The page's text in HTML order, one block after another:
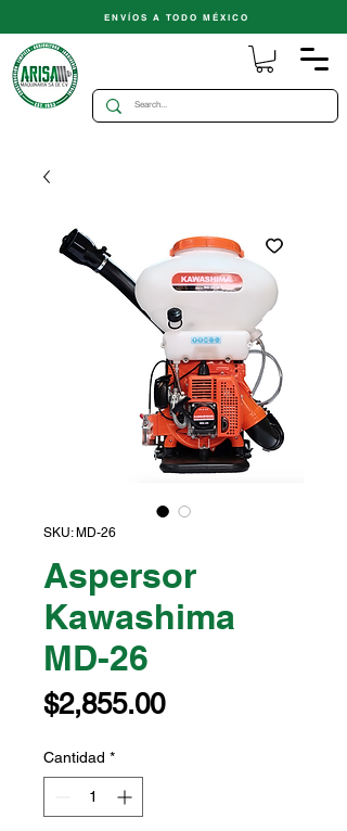
ENVÍOS A TODO MÉXICO
SKU: MD-26
Aspersor
Kawashima
MD-26
$2,855.00Precio
Cantidad *